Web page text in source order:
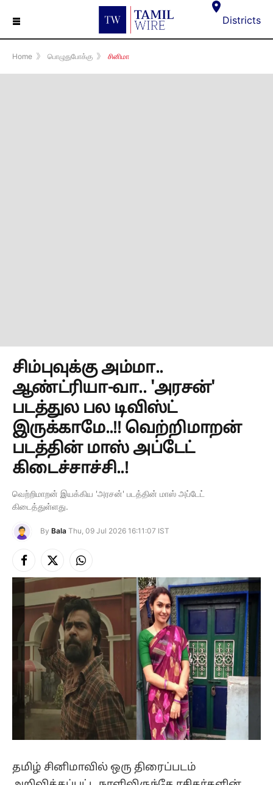
☰ Districts
Home 》 பொழுதுபோக்கு 》 சினிமா
சிம்புவுக்கு அம்மா..
ஆண்ட்ரியா-வா.. 'அரசன்'
படத்துல பல டிவிஸ்ட்
இருக்காமே..!! வெற்றிமாறன்
படத்தின் மாஸ் அப்டேட்
கிடைச்சாச்சி..!
வெற்றிமாறன் இயக்கிய 'அரசன்' படத்தின் மாஸ் அப்டேட்
கிடைத்துள்ளது.
By Bala Thu, 09 Jul 2026 16:11:07 IST
Facebook
X
(Twitter)
Instagram
தமிழ் சினிமாவில் ஒரு திரைப்படம்